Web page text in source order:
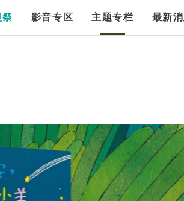
祭 影音专区 主题专栏 最新